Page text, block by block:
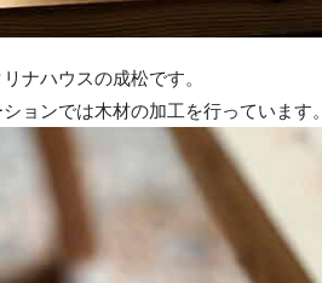
ナハウスの成松です。
ョンでは木材の加工を行っています。